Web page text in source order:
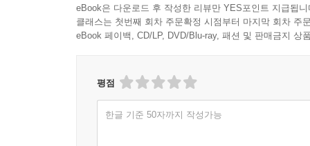
eBook은 다운로드 후 작성한 리뷰만 YES포인트 지급됩니
클래스는 첫번째 회차 주문확정 시점부터 마지막 회차 주
eBook 페이백, CD/LP, DVD/Blu-ray, 패션 및 판매금지 상
평점
한글 기준 50자까지 작성가능